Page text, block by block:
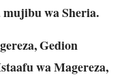
wa Sheria.
Gedion
waMagereza,